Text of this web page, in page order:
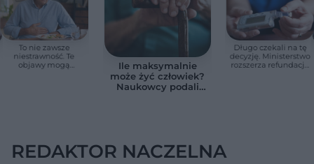
To nie zawsze
niestrawność. Te
objawy mogą
Ile maksymalnie
może żyć człowiek?
Naukowcy podali
Długo czekali na tę
decyzję. Ministerstwo
rozszerza refundację
REDAKTOR NACZELNA